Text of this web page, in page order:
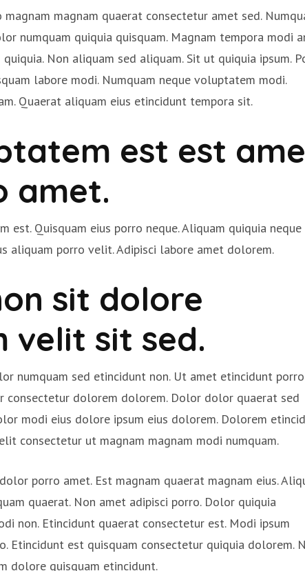
magnam quaerat consectetur amet sed.
numquam quiquia quisquam. Magnam tempora modi
quiquia. Non aliquam sed aliquam. Sit ut quiquia ipsum.
labore modi. Numquam neque voluptatem modi.
Quaerat aliquam eius etincidunt tempora sit.
est est
amet.
est. Quisquam eius porro neque. Aliquam quiquia neque
aliquam porro velit. Adipisci labore amet dolorem.
sit dolore
velit sit sed.
numquam sed etincidunt non. Ut amet etincidunt porro
dolorem dolorem. Dolor dolor quaerat sed
modi eius dolore ipsum eius dolorem. Dolorem
consectetur ut magnam magnam modi numquam.
porro amet. Est magnam quaerat magnam eius.
quaerat. Non amet adipisci porro. Dolor quiquia
non. Etincidunt quaerat consectetur est. Modi ipsum
Etincidunt est quisquam consectetur quiquia dolorem.
dolore quisquam etincidunt.